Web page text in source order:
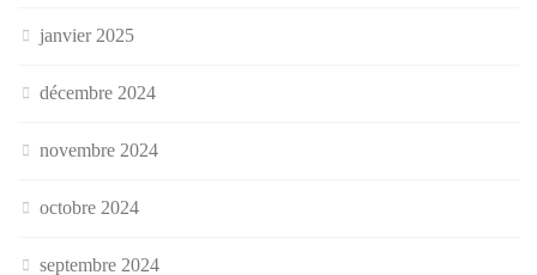
janvier 2025
décembre 2024
novembre 2024
octobre 2024
septembre 2024